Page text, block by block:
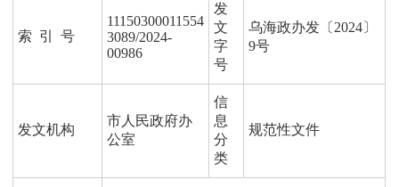
索 引 号
11150300011554
3089/2024-
00986
发
文
字
号
乌海政办发〔2024〕
9号
发文机构
市人民政府办
公室
信
息
分
类
规范性文件